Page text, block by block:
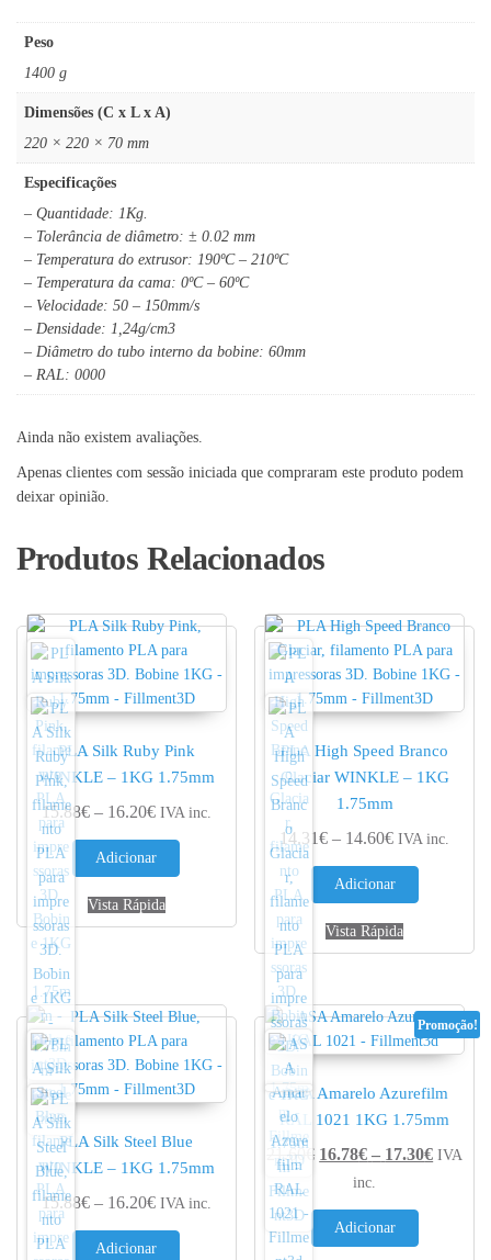
Peso
1400 g
Dimensões (C x L x A)
220 × 220 × 70 mm
Especificações
– Quantidade: 1Kg.
– Tolerância de diâmetro: ± 0.02 mm
– Temperatura do extrusor: 190ºC – 210ºC
– Temperatura da cama: 0ºC – 60ºC
– Velocidade: 50 – 150mm/s
– Densidade: 1,24g/cm3
– Diâmetro do tubo interno da bobine: 60mm
– RAL: 0000
Ainda não existem avaliações.
Apenas clientes com sessão iniciada que compraram este produto podem
deixar opinião.
Produtos Relacionados
PLA Silk Ruby Pink
WINKLE – 1KG 1.75mm
15.88€ – 16.20€Price range: 15.88€ through 16.20€
IVA inc.
Adicionar
Vista Rápida
PLA High Speed Branco
Glaciar WINKLE – 1KG
1.75mm
14.31€ – 14.60€Price range:
IVA inc.
Adicionar
Vista Rápida
PLA Silk Steel Blue
WINKLE – 1KG 1.75mm
15.88€ – 16.20€Price range: 15.88€ through 16.20€
IVA inc.
Adicionar
Promoção!
ASA Amarelo Azurefilm
RAL 1021 1KG 1.75mm
21.60€ 16.78€ – 17.30€Price
IVA
inc.
Adicionar